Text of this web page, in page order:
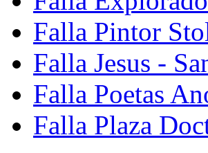
Falla Pintor
Falla Jesus -
Falla Poetas
Falla Plaza